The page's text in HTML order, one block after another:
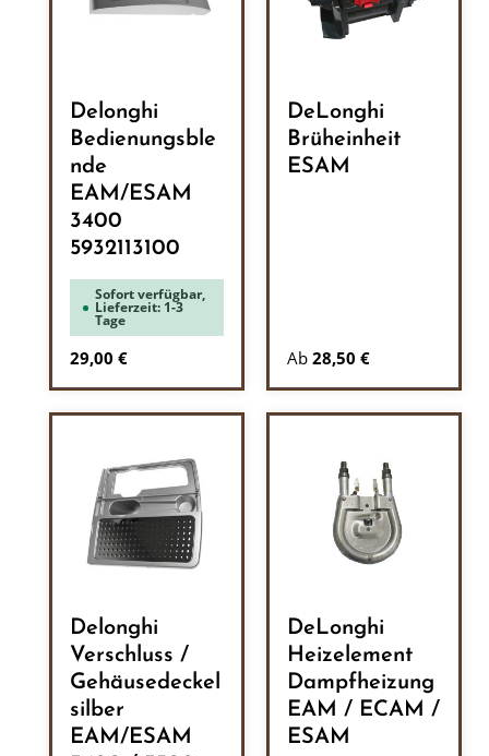
Delonghi
Bedienungsble
nde
EAM/ESAM
3400
5932113100
Sofort verfügbar,
Lieferzeit: 1-3
Tage
Regulärer Preis:
29,00 €
DeLonghi
Brüheinheit
ESAM
Ab 28,50 €
Delonghi
Verschluss /
Gehäusedeckel
silber
EAM/ESAM
DeLonghi
Heizelement
Dampfheizung
EAM / ECAM /
ESAM